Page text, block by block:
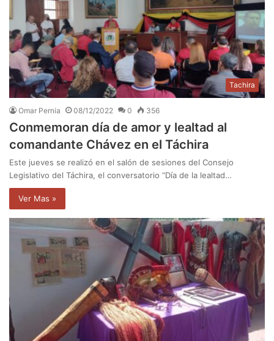
Tachira
Omar Pernia 08/12/2022 0 356
Conmemoran día de amor y lealtad al
comandante Chávez en el Táchira
Este jueves se realizó en el salón de sesiones del Consejo
Legislativo del Táchira, el conversatorio “Día de la lealtad…
Ver Mas »